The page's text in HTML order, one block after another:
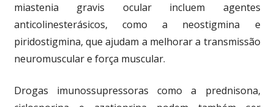
miastenia gravis ocular incluem agentes
anticolinesterásicos, como a neostigmina e
piridostigmina, que ajudam a melhorar a transmissão
neuromuscular e força muscular.
Drogas imunossupressoras como a prednisona,